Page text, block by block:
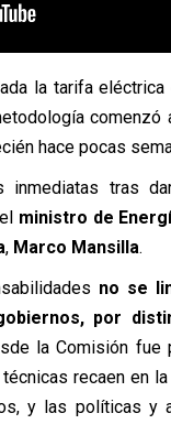
la tarifa eléctrica
comenzó
hace pocas
inmediatas tras
ministro de
, Marco Mansilla.
no se
por
la Comisión fue
recaen en la
y las políticas y